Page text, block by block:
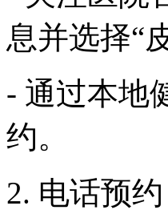
息并选择“
- 通过本地
约。
2. 电话预